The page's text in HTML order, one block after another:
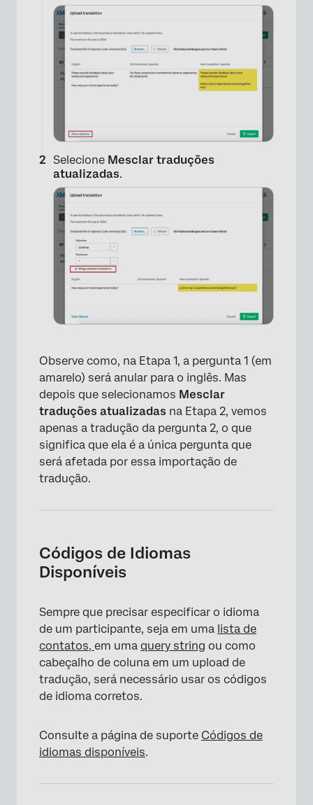
×
Selecione Mesclar traduções
atualizadas.
Observe como, na Etapa 1, a pergunta 1 (em
amarelo) será anular para o inglês. Mas
depois que selecionamos Mesclar
traduções atualizadas na Etapa 2, vemos
apenas a tradução da pergunta 2, o que
significa que ela é a única pergunta que
será afetada por essa importação de
tradução.
Códigos de Idiomas
Disponíveis
Sempre que precisar especificar o idioma
de um participante, seja em uma lista de
contatos, em uma query string ou como
cabeçalho de coluna em um upload de
tradução, será necessário usar os códigos
de idioma corretos.
Consulte a página de suporte Códigos de
idiomas disponíveis.